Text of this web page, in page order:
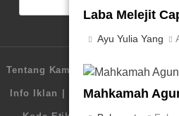
Laba Melejit
Ayu Yulia Yang
Mahkamah
Tentang Kami Redaksi
Info Iklan Disclaimer